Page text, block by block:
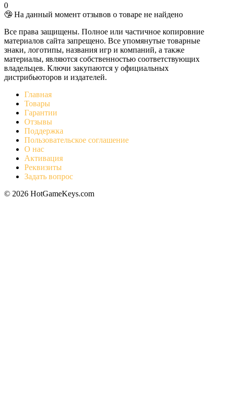
0
🤥 На данный момент отзывов о товаре не найдено
Все права защищены. Полное или частичное копировние
материалов сайта запрещено. Все упомянутые товарные
знаки, логотипы, названия игр и компаний, а также
материалы, являются собственностью соответствующих
владельцев. Ключи закупаются у официальных
дистрибьюторов и издателей.
Главная
Товары
Гарантии
Отзывы
Поддержка
Пользовательское соглашение
О нас
Активация
Реквизиты
Задать вопрос
© 2026 HotGameKeys.com